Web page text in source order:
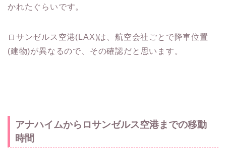
かれたぐらいです。
ロサンゼルス空港(LAX)は、航空会社ごとで降車位置
(建物)が異なるので、その確認だと思います。
アナハイムからロサンゼルス空港までの移動
時間